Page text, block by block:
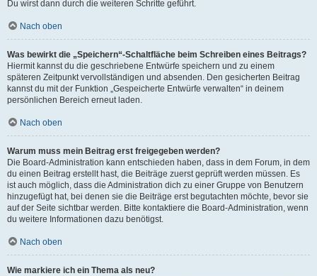
Du wirst dann durch die weiteren Schritte geführt.
Nach oben
Was bewirkt die „Speichern“-Schaltfläche beim Schreiben eines Beitrags?
Hiermit kannst du die geschriebene Entwürfe speichern und zu einem
späteren Zeitpunkt vervollständigen und absenden. Den gesicherten Beitrag
kannst du mit der Funktion „Gespeicherte Entwürfe verwalten“ in deinem
persönlichen Bereich erneut laden.
Nach oben
Warum muss mein Beitrag erst freigegeben werden?
Die Board-Administration kann entschieden haben, dass in dem Forum, in dem
du einen Beitrag erstellt hast, die Beiträge zuerst geprüft werden müssen. Es
ist auch möglich, dass die Administration dich zu einer Gruppe von Benutzern
hinzugefügt hat, bei denen sie die Beiträge erst begutachten möchte, bevor sie
auf der Seite sichtbar werden. Bitte kontaktiere die Board-Administration, wenn
du weitere Informationen dazu benötigst.
Nach oben
Wie markiere ich ein Thema als neu?